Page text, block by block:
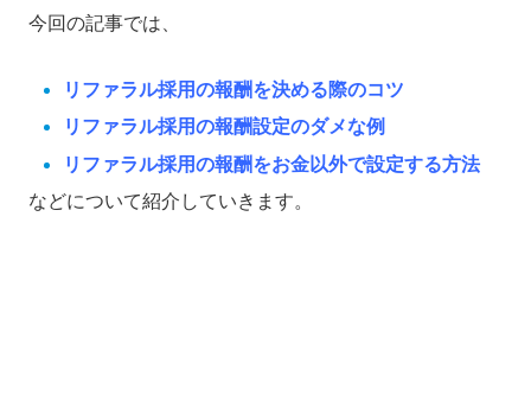
今回の記事では、
リファラル採用の報酬を決める際のコツ
リファラル採用の報酬設定のダメな例
リファラル採用の報酬をお金以外で設定する方法
などについて紹介していきます。